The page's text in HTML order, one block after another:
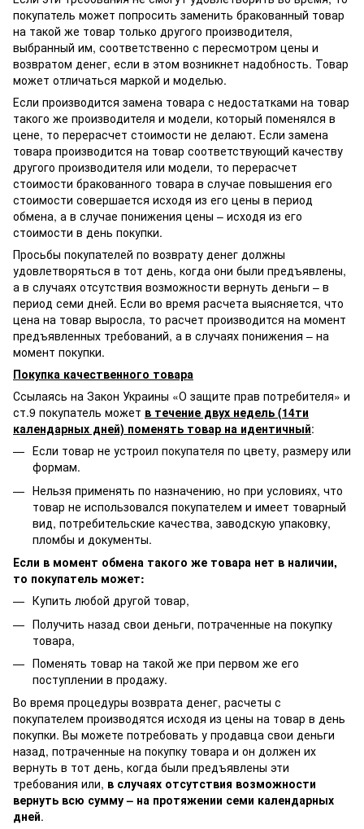
покупатель может попросить заменить бракованный товар
на такой же товар только другого производителя,
выбранный им, соответственно с пересмотром цены и
возвратом денег, если в этом возникнет надобность. Товар
может отличаться маркой и моделью.
Если производится замена товара с недостатками на товар
такого же производителя и модели, который поменялся в
цене, то перерасчет стоимости не делают. Если замена
товара производится на товар соответствующий качеству
другого производителя или модели, то перерасчет
стоимости бракованного товара в случае повышения его
стоимости совершается исходя из его цены в период
обмена, а в случае понижения цены – исходя из его
стоимости в день покупки.
Просьбы покупателей по возврату денег должны
удовлетворяться в тот день, когда они были предъявлены,
а в случаях отсутствия возможности вернуть деньги – в
период семи дней. Если во время расчета выясняется, что
цена на товар выросла, то расчет производится на момент
предъявленных требований, а в случаях понижения – на
момент покупки.
Покупка качественного товара
Ссылаясь на Закон Украины «О защите прав потребителя» и
ст.9 покупатель может в течение двух недель (14ти
календарных дней) поменять товар на идентичный:
Если товар не устроил покупателя по цвету, размеру или
формам.
Нельзя применять по назначению, но при условиях, что
товар не использовался покупателем и имеет товарный
вид, потребительские качества, заводскую упаковку,
пломбы и документы.
Если в момент обмена такого же товара нет в наличии,
то покупатель может:
Купить любой другой товар,
Получить назад свои деньги, потраченные на покупку
товара,
Поменять товар на такой же при первом же его
поступлении в продажу.
Во время процедуры возврата денег, расчеты с
покупателем производятся исходя из цены на товар в день
покупки. Вы можете потребовать у продавца свои деньги
назад, потраченные на покупку товара и он должен их
вернуть в тот день, когда были предъявлены эти
требования или, в случаях отсутствия возможности
вернуть всю сумму – на протяжении семи календарных
дней.